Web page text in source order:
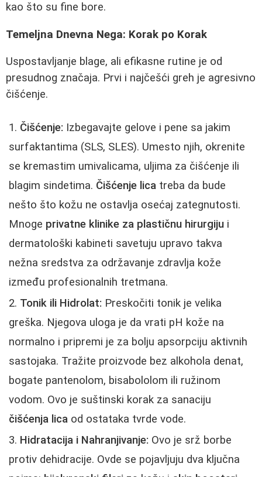
kao što su fine bore.
Temeljna Dnevna Nega: Korak po Korak
Uspostavljanje blage, ali efikasne rutine je od
presudnog značaja. Prvi i najčešći greh je agresivno
čišćenje.
Čišćenje: Izbegavajte gelove i pene sa jakim
surfaktantima (SLS, SLES). Umesto njih, okrenite
se kremastim umivalicama, uljima za čišćenje ili
blagim sindetima. Čišćenje lica treba da bude
nešto što kožu ne ostavlja osećaj zategnutosti.
Mnoge privatne klinike za plastičnu hirurgiju i
dermatološki kabineti savetuju upravo takva
nežna sredstva za održavanje zdravlja kože
između profesionalnih tretmana.
Tonik ili Hidrolat: Preskočiti tonik je velika
greška. Njegova uloga je da vrati pH kože na
normalno i pripremi je za bolju apsorpciju aktivnih
sastojaka. Tražite proizvode bez alkohola denat,
bogate pantenolom, bisabololom ili ružinom
vodom. Ovo je suštinski korak za sanaciju
čišćenja lica od ostataka tvrde vode.
Hidratacija i Nahranjivanje: Ovo je srž borbe
protiv dehidracije. Ovde se pojavljuju dva ključna